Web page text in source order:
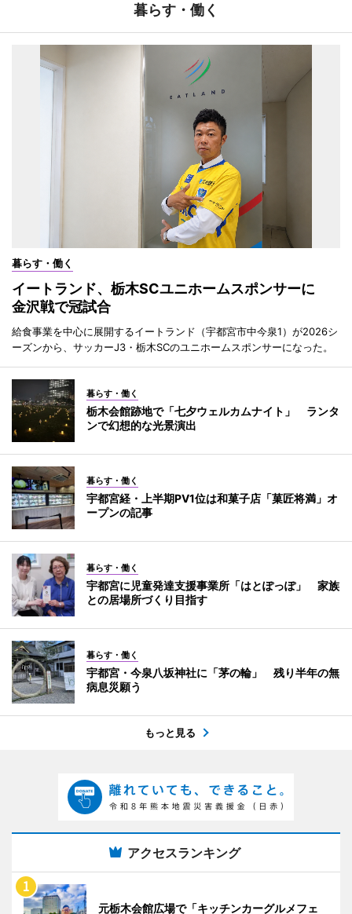
暮らす・働く
暮らす・働く
イートランド、栃木SCユニホームスポンサーに
金沢戦で冠試合
給食事業を中心に展開するイートランド（宇都宮市中今泉1）が2026シ
ーズンから、サッカーJ3・栃木SCのユニホームスポンサーになった。
暮らす・働く
栃木会館跡地で「七夕ウェルカムナイト」 ランタ
ンで幻想的な光景演出
暮らす・働く
宇都宮経・上半期PV1位は和菓子店「菓匠将満」オ
ープンの記事
暮らす・働く
宇都宮に児童発達支援事業所「はとぽっぽ」 家族
との居場所づくり目指す
暮らす・働く
宇都宮・今泉八坂神社に「茅の輪」 残り半年の無
病息災願う
もっと見る
アクセスランキング
元栃木会館広場で「キッチンカーグルメフェ